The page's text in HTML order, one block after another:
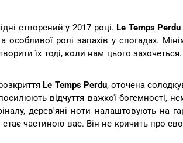
створений у 2017 році. Le Temps Perdu
особливої ролі запахів у спогадах.
їх тоді, коли нам цього
Le Temps Perdu, оточена
відчуття важкої богемності,
дерев'яні ноти налаштовують на
частиною вас. Він не кричить про